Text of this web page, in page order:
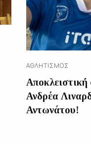
ΑΘΛΗΤΙΣΜΌΣ
Αποκλειστική
Ανδρέα
Αντωνάτου!